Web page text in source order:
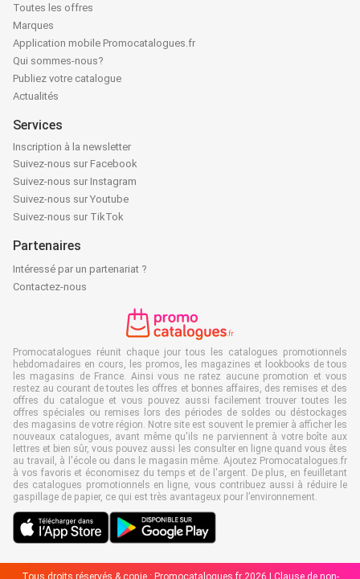
Toutes les offres
Marques
Application mobile Promocatalogues.fr
Qui sommes-nous?
Publiez votre catalogue
Actualités
Services
Inscription à la newsletter
Suivez-nous sur Facebook
Suivez-nous sur Instagram
Suivez-nous sur Youtube
Suivez-nous sur TikTok
Partenaires
Intéressé par un partenariat ?
Contactez-nous
Promocatalogues réunit chaque jour tous les catalogues promotionnels
hebdomadaires en cours, les promos, les magazines et lookbooks de tous
les magasins de France. Ainsi vous ne ratez aucune promotion et vous
restez au courant de toutes les offres et bonnes affaires, des remises et des
offres du catalogue et vous pouvez aussi facilement trouver toutes les
offres spéciales ou remises lors des périodes de soldes ou déstockages
des magasins de votre région. Notre site est souvent le premier à afficher les
nouveaux catalogues, avant même qu'ils ne parviennent à votre boîte aux
lettres et bien sûr, vous pouvez aussi les consulter en ligne quand vous êtes
au travail, à l'école ou dans le magasin même. Ajoutez Promocatalogues.fr
à vos favoris et économisez du temps et de l'argent. De plus, en feuilletant
des catalogues promotionnels en ligne, vous contribuez aussi à réduire le
gaspillage de papier, ce qui est très avantageux pour l’environnement.
Tous droits réservés & copie : Promocatalogues.fr 2026 | Clause de non-